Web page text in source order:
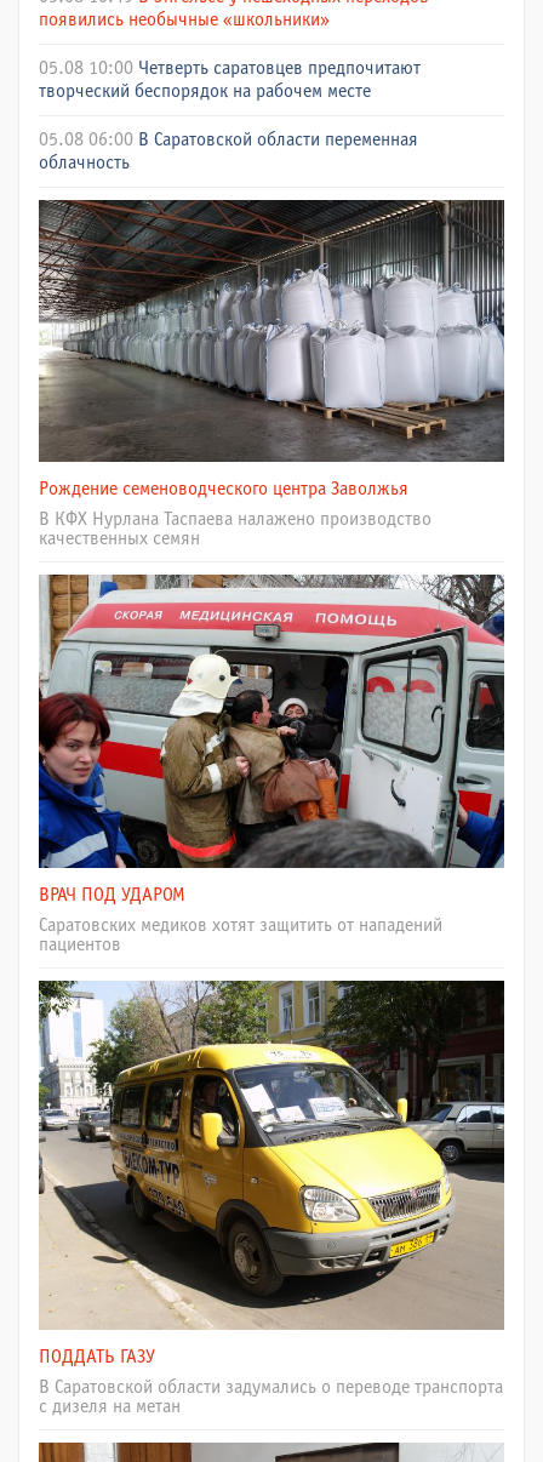
появились необычные «школьники»
05.08 10:00 Четверть саратовцев предпочитают
творческий беспорядок на рабочем месте
05.08 06:00 В Саратовской области переменная
облачность
Рождение семеноводческого центра Заволжья
В КФХ Нурлана Таспаева налажено производство
качественных семян
ВРАЧ ПОД УДАРОМ
Саратовских медиков хотят защитить от нападений
пациентов
ПОДДАТЬ ГАЗУ
В Саратовской области задумались о переводе транспорта
с дизеля на метан